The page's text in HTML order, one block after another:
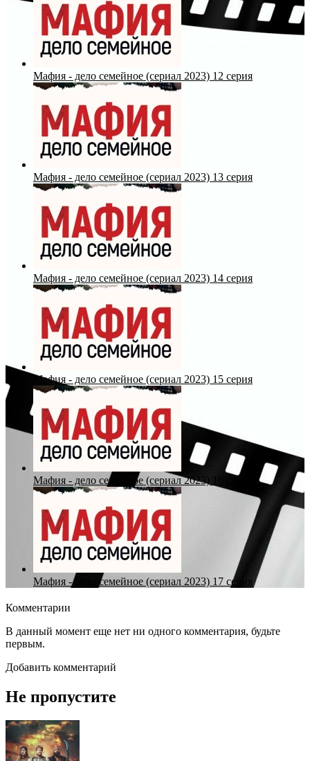
Мафия - дело семейное (сериал 2023) 12 серия
Мафия - дело семейное (сериал 2023) 13 серия
Мафия - дело семейное (сериал 2023) 14 серия
Мафия - дело семейное (сериал 2023) 15 серия
Мафия - дело семейное (сериал 2023) 16 серия
Мафия - дело семейное (сериал 2023) 17 серия
Комментарии
В данный момент еще нет ни одного комментария, будьте
первым.
Добавить комментарий
Не пропустите